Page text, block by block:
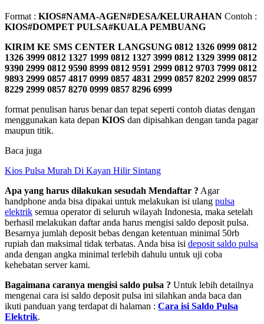
Format : KIOS#NAMA-AGEN#DESA/KELURAHAN Contoh :
KIOS#DOMPET PULSA#KUALA PEMBUANG
KIRIM KE SMS CENTER LANGSUNG 0812 1326 0999 0812
1326 3999 0812 1327 1999 0812 1327 3999 0812 1329 3999 0812
9390 2999 0812 9590 8999 0812 9591 2999 0812 9703 7999 0812
9893 2999 0857 4817 0999 0857 4831 2999 0857 8202 2999 0857
8229 2999 0857 8270 0999 0857 8296 6999
format penulisan harus benar dan tepat seperti contoh diatas dengan
menggunakan kata depan KIOS dan dipisahkan dengan tanda pagar
maupun titik.
Baca juga
Kios Pulsa Murah Di Kayan Hilir Sintang
Apa yang harus dilakukan sesudah Mendaftar ? Agar
handphone anda bisa dipakai untuk melakukan isi ulang pulsa
elektrik semua operator di seluruh wilayah Indonesia, maka setelah
berhasil melakukan daftar anda harus mengisi saldo deposit pulsa.
Besarnya jumlah deposit bebas dengan ketentuan minimal 50rb
rupiah dan maksimal tidak terbatas. Anda bisa isi deposit saldo pulsa
anda dengan angka minimal terlebih dahulu untuk uji coba
kehebatan server kami.
Bagaimana caranya mengisi saldo pulsa ? Untuk lebih detailnya
mengenai cara isi saldo deposit pulsa ini silahkan anda baca dan
ikuti panduan yang terdapat di halaman : Cara isi Saldo Pulsa
Elektrik.